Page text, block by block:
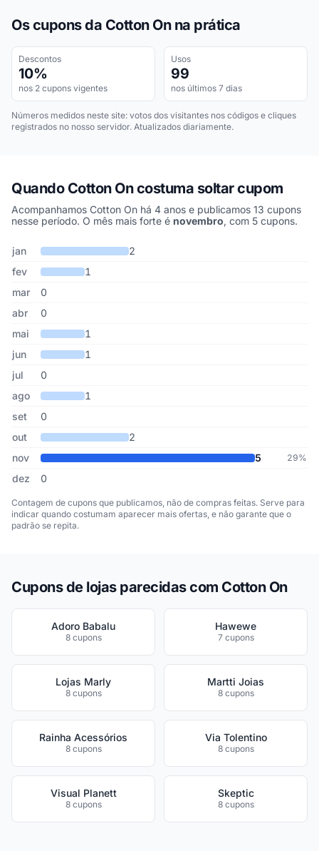
Os cupons da Cotton On na prática
Descontos
10%
nos 2 cupons vigentes
Usos
99
nos últimos 7 dias
Números medidos neste site: votos dos visitantes nos códigos e cliques
registrados no nosso servidor. Atualizados diariamente.
Quando Cotton On costuma soltar cupom
Acompanhamos Cotton On há 4 anos e publicamos 13 cupons
nesse período. O mês mais forte é novembro, com 5 cupons.
Cupons de Cotton On publicados por mês, somando os últimos 4
Mês Cupons publicadosDesconto médio
jan
2
fev
1
mar
0
abr
0
mai
1
jun
1
jul
0
ago
1
set
0
out
2
nov
5 29%
dez 0
Contagem de cupons que publicamos, não de compras feitas. Serve para
indicar quando costumam aparecer mais ofertas, e não garante que o
padrão se repita.
Cupons de lojas parecidas com Cotton On
Adoro Babalu
8 cupons
Hawewe
7 cupons
Lojas Marly
8 cupons
Martti Joias
8 cupons
Rainha Acessórios
8 cupons
Via Tolentino
8 cupons
Visual Planett
8 cupons
Skeptic
8 cupons